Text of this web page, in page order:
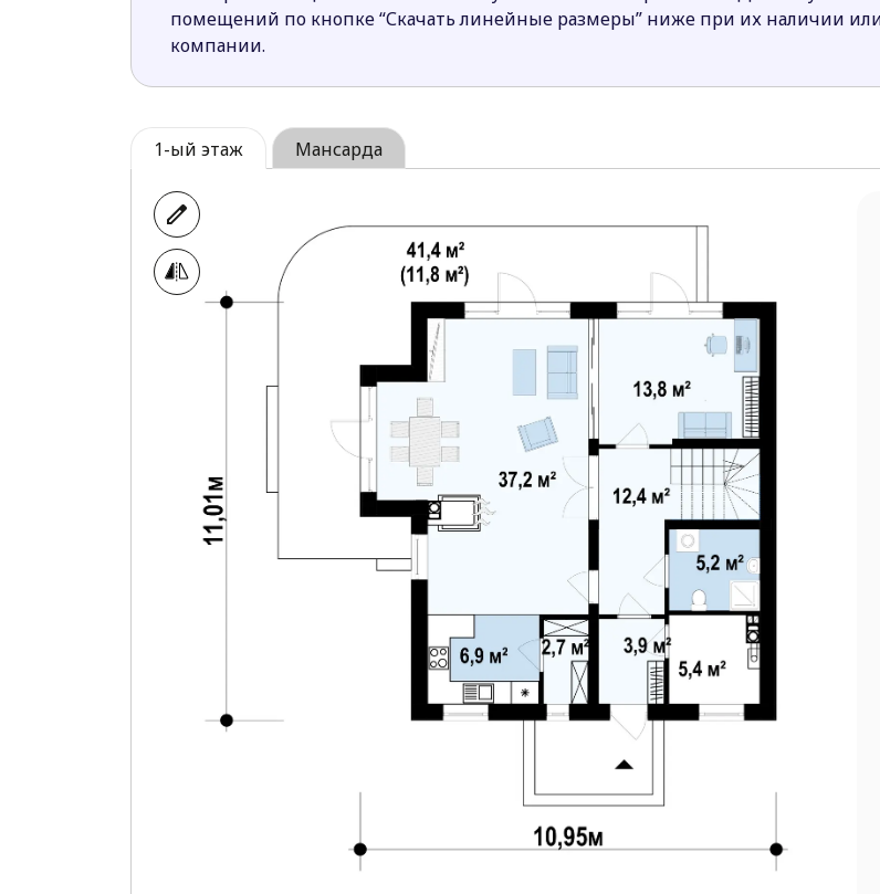
сможет найти подходящий его требованиям.
помещений по кнопке “Скачать линейные размеры” ниже при их наличии
компании.
1-ый этаж Мансарда